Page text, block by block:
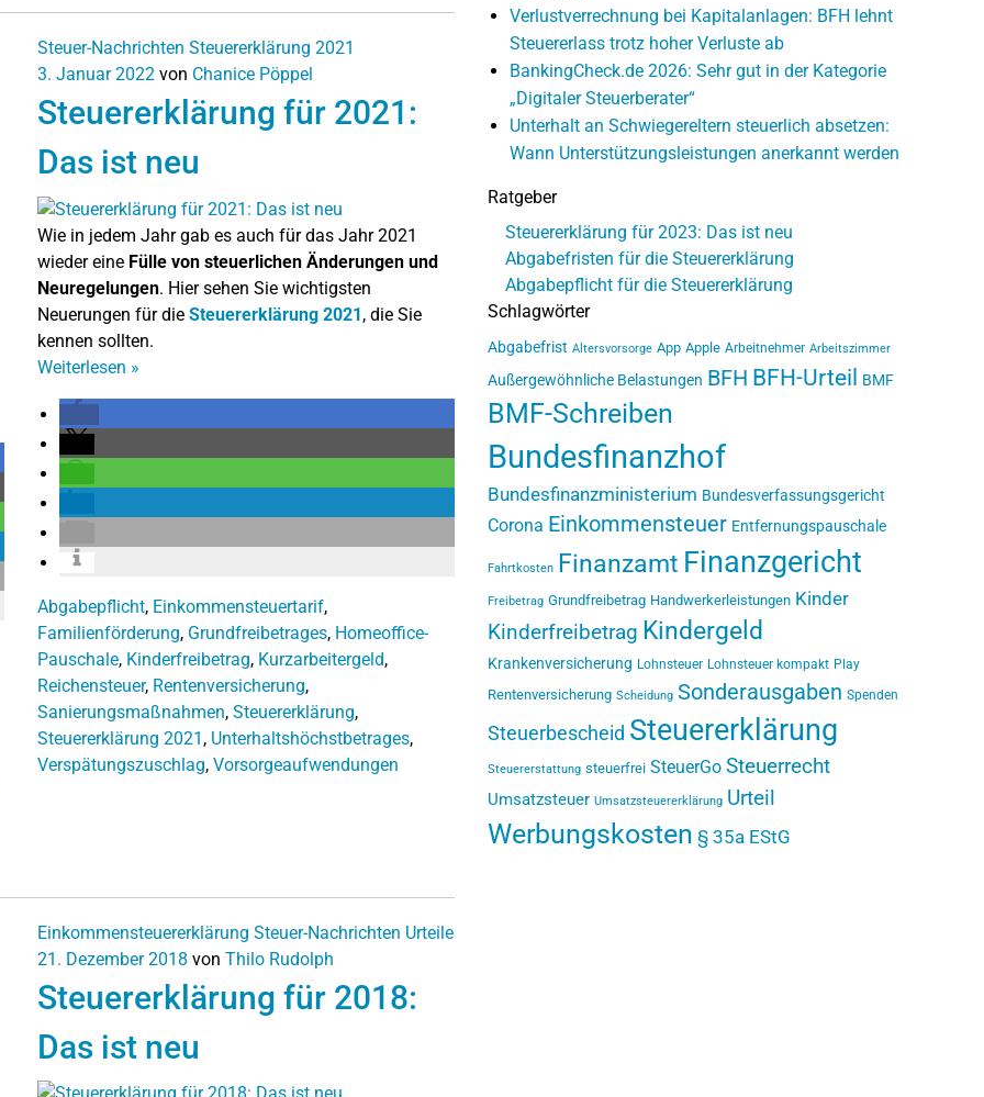
Steuer-Nachrichten Steuererklärung 2021
3. Januar 2022 von Chanice Pöppel
Steuererklärung für 2021:
Das ist neu
Wie in jedem Jahr gab es auch für das Jahr 2021
wieder eine Fülle von steuerlichen Änderungen und
Neuregelungen. Hier sehen Sie wichtigsten
Neuerungen für die Steuererklärung 2021, die Sie
kennen sollten.
Weiterlesen »
Abgabepflicht, Einkommensteuertarif,
Familienförderung, Grundfreibetrages, Homeoffice-
Pauschale, Kinderfreibetrag, Kurzarbeitergeld,
Reichensteuer, Rentenversicherung,
Sanierungsmaßnahmen, Steuererklärung,
Steuererklärung 2021 , Unterhaltshöchstbetrages,
Verspätungszuschlag, Vorsorgeaufwendungen
Einkommensteuererklärung Steuer-Nachrichten Urteile
21. Dezember 2018 von Thilo Rudolph
Steuererklärung für 2018:
Das ist neu
Verlustverrechnung bei Kapitalanlagen: BFH lehnt
Steuererlass trotz hoher Verluste ab
BankingCheck.de 2026: Sehr gut in der Kategorie
„Digitaler Steuerberater“
Unterhalt an Schwiegereltern steuerlich absetzen:
Wann Unterstützungsleistungen anerkannt werden
Ratgeber
Steuererklärung für 2023: Das ist neu
Abgabefristen für die Steuererklärung
Abgabepflicht für die Steuererklärung
Schlagwörter
Abgabefrist Altersvorsorge App Apple Arbeitnehmer Arbeitszimmer
Außergewöhnliche Belastungen BFH BFH-Urteil BMF
BMF-Schreiben
Bundesfinanzhof
Bundesfinanzministerium Bundesverfassungsgericht
Corona Einkommensteuer Entfernungspauschale
Fahrtkosten Finanzamt Finanzgericht
Freibetrag Grundfreibetrag Handwerkerleistungen Kinder
Kinderfreibetrag Kindergeld
Krankenversicherung Lohnsteuer Lohnsteuer kompakt Play
Rentenversicherung Scheidung Sonderausgaben Spenden
Steuerbescheid Steuererklärung
Steuererstattung steuerfrei SteuerGo Steuerrecht
Umsatzsteuer Umsatzsteuererklärung Urteil
Werbungskosten § 35a EStG